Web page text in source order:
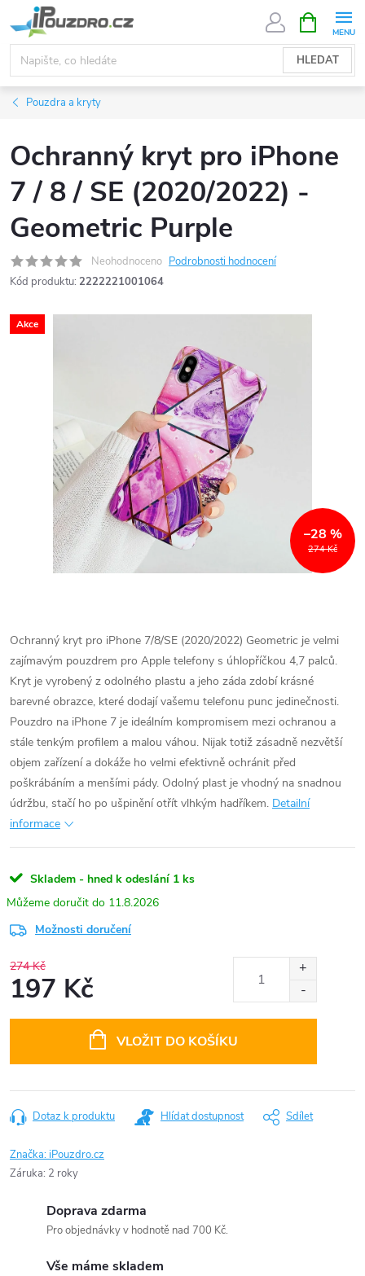
na
obsah
HLEDAT
NÁKUPNÍ
KOŠÍK
Pouzdra a kryty
Ochranný kryt pro iPhone
7 / 8 / SE (2020/2022) -
Geometric Purple
Neohodnoceno Podrobnosti hodnocení
Kód produktu: 2222221001064
Akce
274 Kč
–28 %
Ochranný kryt pro iPhone 7/8/SE (2020/2022) Geometric je velmi
zajímavým pouzdrem pro Apple telefony s úhlopříčkou 4,7 palců.
Kryt je vyrobený z odolného plastu a jeho záda zdobí krásné
barevné obrazce, které dodají vašemu telefonu punc jedinečnosti.
Pouzdro na iPhone 7 je ideálním kompromisem mezi ochranou a
stále tenkým profilem a malou váhou. Nijak totiž zásadně nezvětší
objem zařízení a dokáže ho velmi efektivně ochránit před
poškrábáním a menšími pády. Odolný plast je vhodný na snadnou
údržbu, stačí ho po ušpinění otřít vlhkým hadříkem. Detailní
informace
Skladem - hned k odeslání 1 ks
11.8.2026
Možnosti doručení
274 Kč
197 Kč
VLOŽIT DO KOŠÍKU
Dotaz k produktu Hlídat dostupnost Sdílet
Značka:iPouzdro.cz
Záruka: 2 roky
Doprava zdarma
Pro objednávky v hodnotě nad 700 Kč.
Vše máme skladem